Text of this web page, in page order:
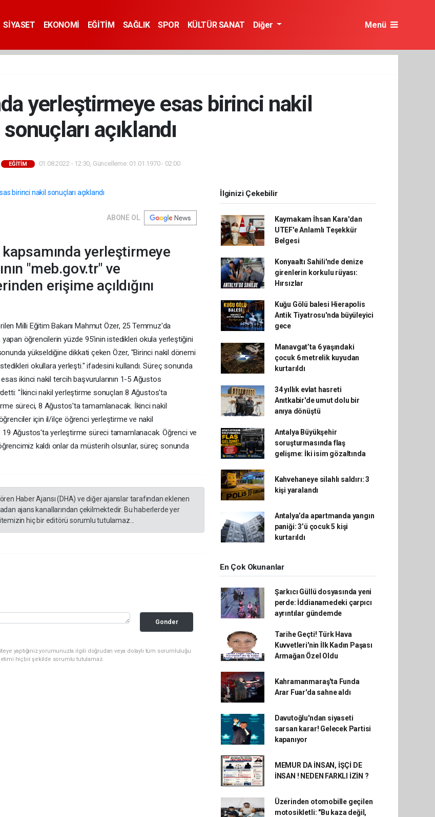
SİYASET EKONOMİ EĞİTİM SAĞLIK SPOR KÜLTÜR SANAT Diğer Menü
yerleştirmeye esas birinci nakil
sonuçları açıklandı
EĞİTİM 01.08.2022 - 12:30, Güncelleme: 01.01.1970 - 02:00
ABONE OL
kapsamında yerleştirmeye
"meb.gov.tr" ve
erişime açıldığını
Milli Eğitim Bakanı Mahmut Özer, 25 Temmuz'da
öğrencilerin yüzde 95'inin istedikleri okula yerleştiğini
yükseldiğine dikkati çeken Özer, "Birinci nakil dönemi
okullara yerleşti." ifadesini kullandı. Süreç sonunda
ikinci nakil tercih başvurularının 1-5 Ağustos
"İkinci nakil yerleştirme sonuçları 8 Ağustos'ta
süreci, 8 Ağustos'ta tamamlanacak. İkinci nakil
için il/ilçe öğrenci yerleştirme ve nakil
19 Ağustos'ta yerleştirme süreci tamamlanacak. Öğrenci ve
kaldı onlar da müsterih olsunlar, süreç sonunda
Haber Ajansı (DHA) ve diğer ajanslar tarafından eklenen
ajans kanallarından çekilmektedir. Bu haberlerde yer
hiç bir editörü sorumlu tutulamaz...
Gonder
yaptığınız yorumunuzla ilgili doğrudan veya dolaylı tüm sorumluluğu
hiçbir şekilde sorumlu tutulamaz.
İlginizi Çekebilir
Kaymakam İhsan Kara'dan
UTEF'e Anlamlı Teşekkür
Belgesi
Konyaaltı Sahili'nde denize
girenlerin korkulu rüyası:
Hırsızlar
Kuğu Gölü balesi Hierapolis
Antik Tiyatrosu'nda büyüleyici
gece
Manavgat’ta 6 yaşındaki
çocuk 6 metrelik kuyudan
kurtarıldı
34 yıllık evlat hasreti
Anıtkabir'de umut dolu bir
anıya dönüştü
Antalya Büyükşehir
soruşturmasında flaş
gelişme: İki isim gözaltında
Kahvehaneye silahlı saldırı: 3
kişi yaralandı
Antalya’da apartmanda yangın
paniği: 3’ü çocuk 5 kişi
kurtarıldı
En Çok Okunanlar
Şarkıcı Güllü dosyasında yeni
perde: İddianamedeki çarpıcı
ayrıntılar gündemde
Tarihe Geçti! Türk Hava
Kuvvetleri'nin İlk Kadın Paşası
Armağan Özel Oldu
Kahramanmaraş'ta Funda
Arar Fuar'da sahne aldı
Davutoğlu'ndan siyaseti
sarsan karar! Gelecek Partisi
kapanıyor
MEMUR DA İNSAN, İŞÇİ DE
İNSAN ! NEDEN FARKLI İZİN ?
Üzerinden otomobille geçilen
motosikletli: "Bu kaza değil,